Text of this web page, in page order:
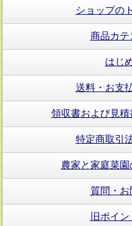
ショップの
商品カテ
はじ
送料・お支
領収書および見
特定商取引
農家と家庭菜
質問・お
旧ポイ